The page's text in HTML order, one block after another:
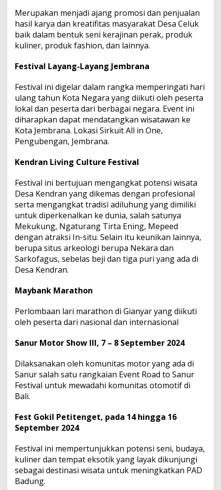
Merupakan menjadi ajang promosi dan penjualan
hasil karya dan kreatifitas masyarakat Desa Celuk
baik dalam bentuk seni kerajinan perak, produk
kuliner, produk fashion, dan lainnya.
Festival Layang-Layang Jembrana
Festival ini digelar dalam rangka memperingati hari
ulang tahun Kota Negara yang diikuti oleh peserta
lokal dan peserta dari berbagai negara. Event ini
diharapkan dapat mendatangkan wisatawan ke
Kota Jembrana. Lokasi Sirkuit All in One,
Pengubengan, Jembrana.
Kendran Living Culture Festival
Festival ini bertujuan mengangkat potensi wisata
Desa Kendran yang dikemas dengan profesional
serta mengangkat tradisi adiluhung yang dimiliki
untuk diperkenalkan ke dunia, salah satunya
Mekukung, Ngaturang Tirta Ening, Mepeed
dengan atraksi In-situ. Selain itu keunikan lainnya,
berupa situs arkeologi berupa Nekara dan
Sarkofagus, sebelas beji dan tiga puri yang ada di
Desa Kendran.
Maybank Marathon
Perlombaan lari marathon di Gianyar yang diikuti
oleh peserta dari nasional dan internasional
Sanur Motor Show III, 7 – 8 September 2024
Dilaksanakan oleh komunitas motor yang ada di
Sanur salah satu rangkaian Event Road to Sanur
Festival untuk mewadahi komunitas otomotif di
Bali.
Fest Gokil Petitenget, pada 14 hingga 16
September 2024
Festival ini mempertunjukkan potensi seni, budaya,
kuliner dan tempat eksotik yang layak dikunjungi
sebagai destinasi wisata untuk meningkatkan PAD
Badung.